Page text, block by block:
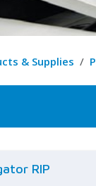
& Supplies
RIP